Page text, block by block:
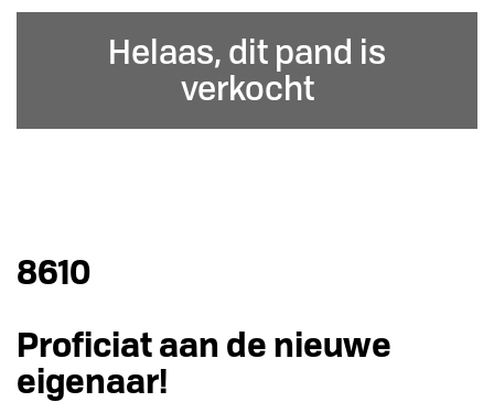
Helaas, dit pand is
verkocht
8610
Proficiat aan de nieuwe
eigenaar!